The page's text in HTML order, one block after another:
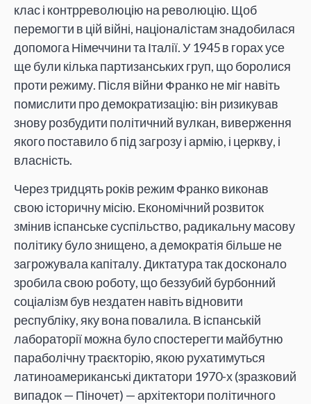
клас і контрреволюцію на революцію. Щоб
перемогти в цій війні, націоналістам знадобилася
допомога Німеччини та Італії. У 1945 в горах усе
ще були кілька партизанських груп, що боролися
проти режиму. Після війни Франко не міг навіть
помислити про демократизацію: він ризикував
знову розбудити політичний вулкан, виверження
якого поставило б під загрозу і армію, і церкву, і
власність.
Через тридцять років режим Франко виконав
свою історичну місію. Економічний розвиток
змінив іспанське суспільство, радикальну масову
політику було знищено, а демократія більше не
загрожувала капіталу. Диктатура так досконало
зробила свою роботу, що беззубий бурбонний
соціалізм був нездатен навіть відновити
республіку, яку вона повалила. В іспанській
лабораторії можна було спостерегти майбутню
параболічну траєкторію, якою рухатимуться
латиноамериканські диктатори 1970-х (зразковий
випадок — Піночет) — архітектори політичного